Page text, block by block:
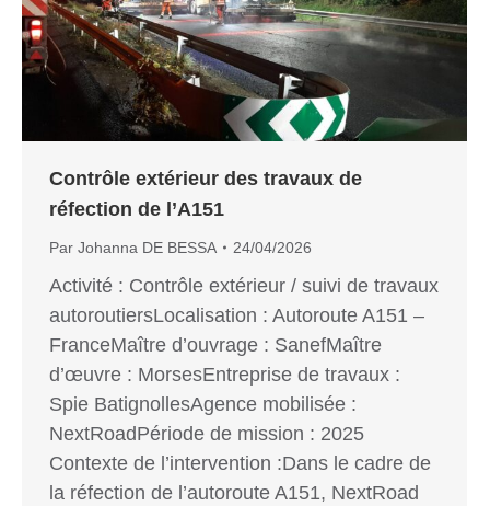
Contrôle extérieur des travaux de
réfection de l’A151
Par Johanna DE BESSA 24/04/2026
Activité : Contrôle extérieur / suivi de travaux
autoroutiersLocalisation : Autoroute A151 –
FranceMaître d’ouvrage : SanefMaître
d’œuvre : MorsesEntreprise de travaux :
Spie BatignollesAgence mobilisée :
NextRoadPériode de mission : 2025
Contexte de l’intervention :Dans le cadre de
la réfection de l’autoroute A151, NextRoad